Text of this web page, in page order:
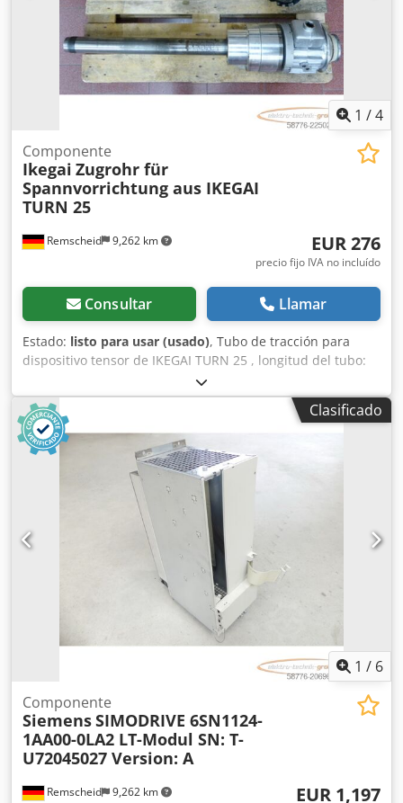
1 /4
Remscheid 9,262 km
Componente
Ikegai Zugrohr für
Spannvorrichtung aus IKEGAI
TURN 25
EUR 276
precio fijo IVA no incluído
Consultar Llamar
Estado: listo para usar (usado), Tubo de tracción para
dispositivo tensor de IKEGAI TURN 25 , longitud del tubo:
730 mm, Ø 75 mm, accionamiento hidráulico, usado,
señales normales de desgaste, 100% funcional ATENCIÓN:
¡Por favor, pregunte por los gastos de embalaje y
transporte por separado! ATENCIÓN: ¡Por favor, pregunte
por los gastos de embalaje y transporte por separado!
Crjdpfx Adezr Ddho Ssf
Clasificado
1 / 6
Remscheid 9,262 km
Componente
SiemensSIMODRIVE 6SN1124-
1AA00-0LA2 LT-Modul SN: T-
U72045027 Version: A
EUR 1,197